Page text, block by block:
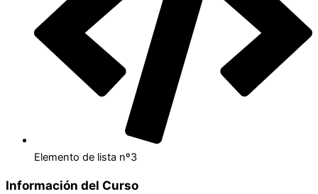
Elemento de lista nº3
Información del Curso